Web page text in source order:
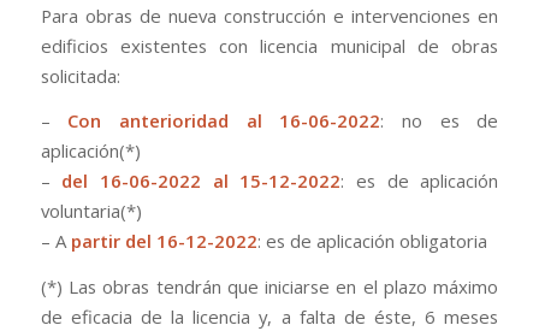
Para obras de nueva construcción e intervenciones en
edificios existentes con licencia municipal de obras
solicitada:
– Con anterioridad al 16-06-2022: no es de
aplicación(*)
– del 16-06-2022 al 15-12-2022: es de aplicación
voluntaria(*)
– Apartir del 16-12-2022: es de aplicación obligatoria
(*) Las obras tendrán que iniciarse en el plazo máximo
de eficacia de la licencia y, a falta de éste, 6 meses